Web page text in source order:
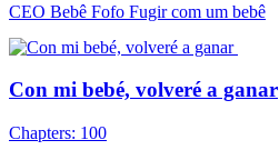
CEO Bebê Fofo Fugir com um bebê
Con mi bebé, volveré a ganar
Chapters: 100